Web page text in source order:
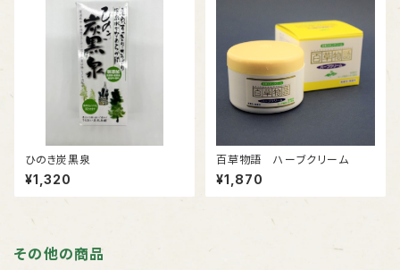
ひのき炭黒泉
¥1,320
百草物語 ハーブクリーム
¥1,870
その他の商品